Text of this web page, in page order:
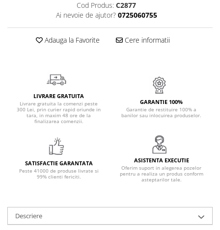
Cadouri Pompieri
Cadouri Soferi/Mecanici
Cadouri Stomatologi
Cadouri Vanatori/Padurari
Cadre Didactice
Cod Produs: C2877
Ai nevoie de ajutor? 0725060755
Adauga la Favorite Cere informatii
LIVRARE GRATUITA
Livrare gratuita la comenzi peste
300 Lei, prin curier rapid oriunde in
tara, in maxim 48 ore de la
finalizarea comenzii.
GARANTIE 100%
Garantie de restituire 100% a
banilor sau inlocuirea produselor.
SATISFACTIE GARANTATA
Peste 41000 de produse livrate si
99% clienti fericiti.
ASISTENTA EXECUTIE
Oferim suport in alegerea pozelor
pentru a realiza un produs conform
asteptarilor tale.
Descriere